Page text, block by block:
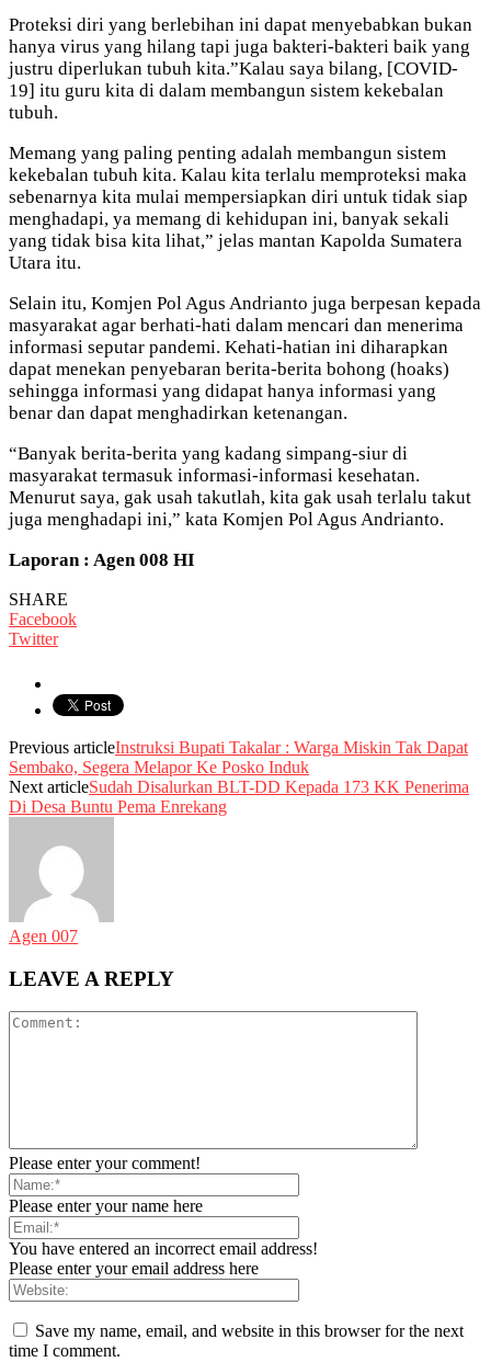
Proteksi diri yang berlebihan ini dapat menyebabkan bukan
hanya virus yang hilang tapi juga bakteri-bakteri baik yang
justru diperlukan tubuh kita.”Kalau saya bilang, [COVID-
19] itu guru kita di dalam membangun sistem kekebalan
tubuh.
Memang yang paling penting adalah membangun sistem
kekebalan tubuh kita. Kalau kita terlalu memproteksi maka
sebenarnya kita mulai mempersiapkan diri untuk tidak siap
menghadapi, ya memang di kehidupan ini, banyak sekali
yang tidak bisa kita lihat,” jelas mantan Kapolda Sumatera
Utara itu.
Selain itu, Komjen Pol Agus Andrianto juga berpesan kepada
masyarakat agar berhati-hati dalam mencari dan menerima
informasi seputar pandemi. Kehati-hatian ini diharapkan
dapat menekan penyebaran berita-berita bohong (hoaks)
sehingga informasi yang didapat hanya informasi yang
benar dan dapat menghadirkan ketenangan.
“Banyak berita-berita yang kadang simpang-siur di
masyarakat termasuk informasi-informasi kesehatan.
Menurut saya, gak usah takutlah, kita gak usah terlalu takut
juga menghadapi ini,” kata Komjen Pol Agus Andrianto.
Laporan : Agen 008 HI
SHARE
Facebook
Twitter
Previous articleInstruksi Bupati Takalar : Warga Miskin Tak Dapat
Sembako, Segera Melapor Ke Posko Induk
Next articleSudah Disalurkan BLT-DD Kepada 173 KK Penerima
Di Desa Buntu Pema Enrekang
Agen 007
LEAVE A REPLY
Please enter your comment!
Please enter your name here
You have entered an incorrect email address!
Please enter your email address here
Save my name, email, and website in this browser for the next
time I comment.